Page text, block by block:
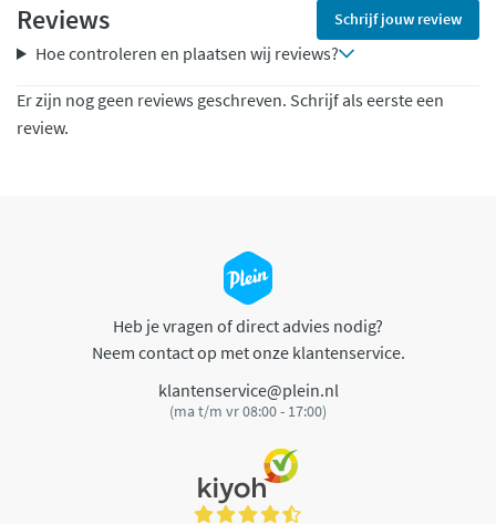
Reviews Schrijf jouw review
Hoe controleren en plaatsen wij reviews?
Er zijn nog geen reviews geschreven. Schrijf als eerste een
review.
Heb je vragen of direct advies nodig?
Neem contact op met onze klantenservice.
klantenservice@plein.nl
(ma t/m vr 08:00 - 17:00)